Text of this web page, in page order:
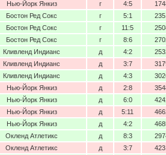
Нью-Йорк Янкиз г 4:5
Бостон Ред Сокс г 5:1
Бостон Ред Сокс г 11:5
Бостон Ред Сокс г 8:6
Кливленд Индианс д 4:2
Кливленд Индианс д 3:7
Кливленд Индианс д 4:3
Нью-Йорк Янкиз д 2:8
Нью-Йорк Янкиз д 6:0
Нью-Йорк Янкиз д 5:11
Нью-Йорк Янкиз д 4:2
Окленд Атлетикс д 8:3
Окленд Атлетикс д 3:7